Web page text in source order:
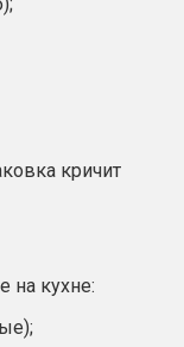
кричит
на кухне: